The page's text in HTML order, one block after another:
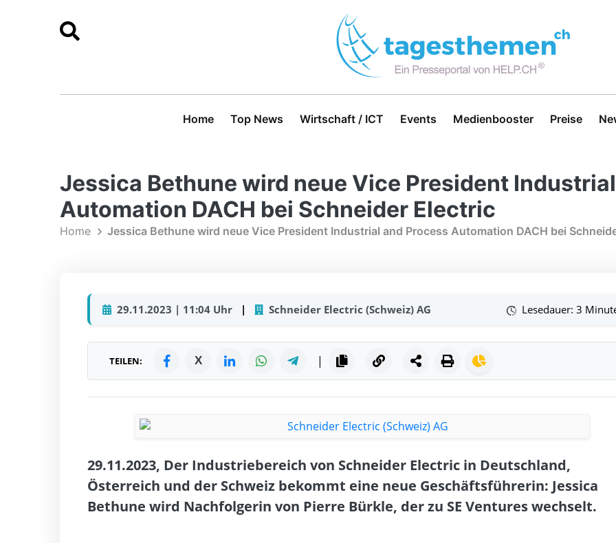
Home Top News Wirtschaft / ICT Events Medienbooster Preise
Jessica Bethune wird neue Vice President
Automation DACH bei Schneider Electric
Home Jessica Bethune wird neue Vice President Industrial and Process Automation DACH bei
29.11.2023 | 11:04 Uhr | Schneider Electric (Schweiz) AG Lesedauer: 3
TEILEN: X |
29.11.2023, Der Industriebereich von Schneider Electric in Deutschland,
Österreich und der Schweiz bekommt eine neue Geschäftsführerin: Jessica
Bethune wird Nachfolgerin von Pierre Bürkle, der zu SE Ventures wechselt.